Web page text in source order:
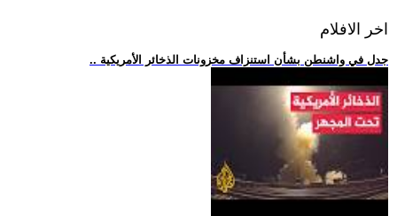
اخر الافلام
.. جدل في واشنطن بشأن استنزاف مخزونات الذخائر الأمريكية